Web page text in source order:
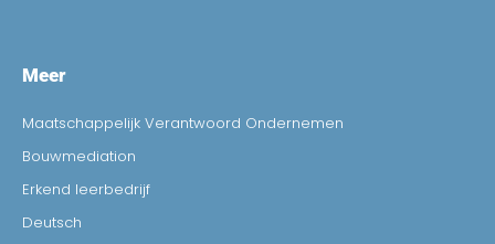
Meer
Maatschappelijk Verantwoord Ondernemen
Bouwmediation
Erkend leerbedrijf
Deutsch